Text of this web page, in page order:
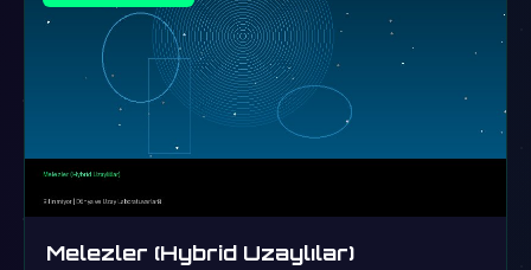
Melezler (Hybrid Uzaylılar)